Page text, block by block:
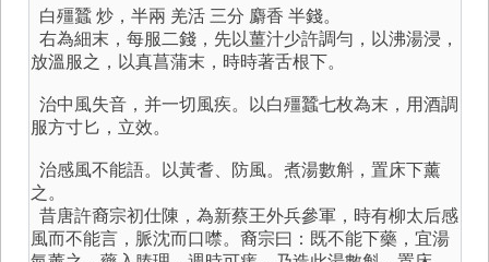
白殭蠶 炒，半兩 羌活 三分 麝香 半錢。
右為細末，每服二錢，先以薑汁少許調勻，以沸湯浸，
放溫服之，以真菖蒲末，時時著舌根下。
治中風失音，并一切風疾。以白殭蠶七枚為末，用酒調
服方寸匕，立效。
治感風不能語。以黃耆、防風。煮湯數斛，置床下薰
之。
昔唐許裔宗初仕陳，為新蔡王外兵參軍，時有柳太后感
風而不能言，脈沈而口噤。裔宗曰：既不能下藥，宜湯